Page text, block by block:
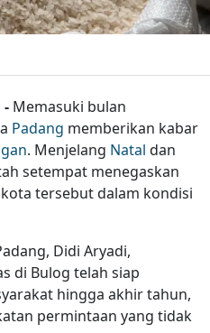
- Memasuki bulan
Padang memberikan kabar
. Menjelang Natal dan
setempat menegaskan
tersebut dalam kondisi
Didi Aryadi,
di Bulog telah siap
hingga akhir tahun,
permintaan yang tidak